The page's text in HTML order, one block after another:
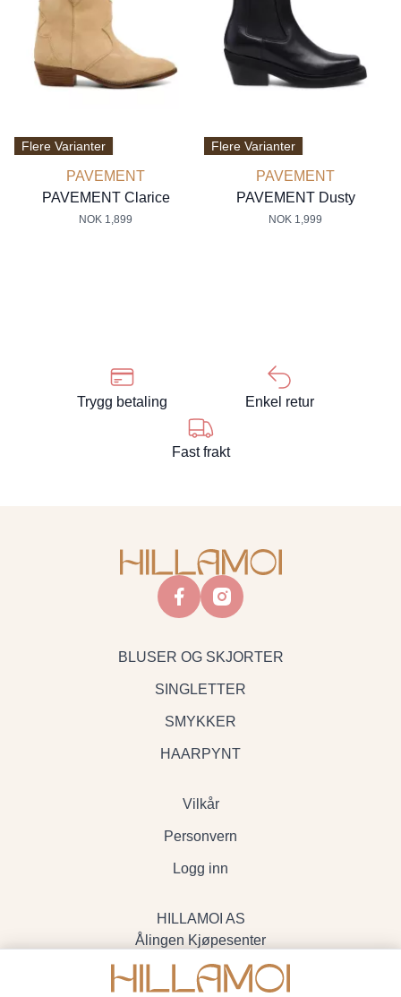
Flere Varianter
PAVEMENT
PAVEMENT Clarice
NOK 1,899
Flere Varianter
PAVEMENT
PAVEMENT Dusty
NOK 1,999
Trygg betaling Enkel retur
Fast frakt
facebookinstagram
BLUSER OG SKJORTER
SINGLETTER
SMYKKER
HAARPYNT
Vilkår
Personvern
Logg inn
HILLAMOI AS
Ålingen Kjøpesenter
Myrenvegen 19, 3570 Ål
- Org.nr. 928705234